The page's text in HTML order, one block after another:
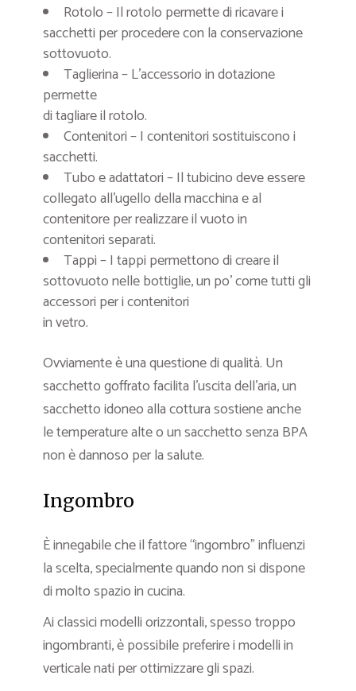
Rotolo – Il rotolo permette di ricavare i
sacchetti per procedere con la conservazione
sottovuoto.
Taglierina – L’accessorio in dotazione
permette
di tagliare il rotolo.
Contenitori – I contenitori sostituiscono i
sacchetti.
Tubo e adattatori – Il tubicino deve essere
collegato all’ugello della macchina e al
contenitore per realizzare il vuoto in
contenitori separati.
Tappi – I tappi permettono di creare il
sottovuoto nelle bottiglie, un po’ come tutti gli
accessori per i contenitori
in vetro.
Ovviamente è una questione di qualità. Un
sacchetto goffrato facilita l’uscita dell’aria, un
sacchetto idoneo alla cottura sostiene anche
le temperature alte o un sacchetto senza BPA
non è dannoso per la salute.
Ingombro
È innegabile che il fattore “ingombro” influenzi
la scelta, specialmente quando non si dispone
di molto spazio in cucina.
Ai classici modelli orizzontali, spesso troppo
ingombranti, è possibile preferire i modelli in
verticale nati per ottimizzare gli spazi.